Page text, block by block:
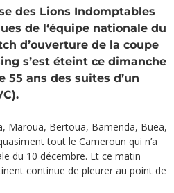
des Lions Indomptables
de l‘équipe nationale du
d’ouverture de la coupe
s’est éteint ce dimanche
55 ans des suites d’un
Maroua, Bertoua, Bamenda, Buea,
tout le Cameroun qui n’a
du 10 décembre. Et ce matin
continue de pleurer au point de